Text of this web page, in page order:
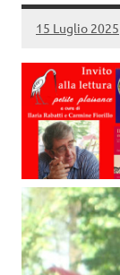
15 Luglio 2025